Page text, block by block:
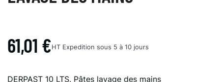
61,01 €HT Expedition sous 5 à 10 jours
DERPAST 10 LTS. Pâtes lavage des mains